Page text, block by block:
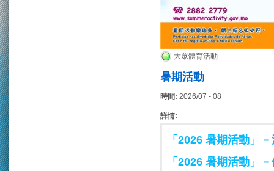
大眾體育活動
暑期活動
時間: 2026/07 - 08
詳情:
「2026 暑期活動」
「2026 暑期活動」